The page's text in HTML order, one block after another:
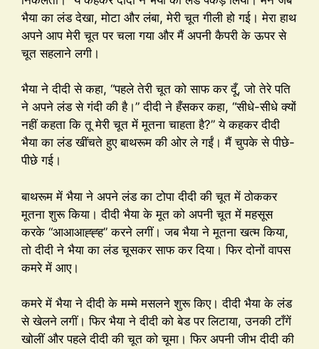
भैया का लंड देखा, मोटा और लंबा, मेरी चूत गीली हो गई। मेरा हाथ
अपने आप मेरी चूत पर चला गया और मैं अपनी कैपरी के ऊपर से
चूत सहलाने लगी।
भैया ने दीदी से कहा, “पहले तेरी चूत को साफ कर दूँ, जो तेरे पति
ने अपने लंड से गंदी की है।” दीदी ने हँसकर कहा, “सीधे-सीधे क्यों
नहीं कहता कि तू मेरी चूत में मूतना चाहता है?” ये कहकर दीदी
भैया का लंड खींचते हुए बाथरूम की ओर ले गईं। मैं चुपके से पीछे-
पीछे गई।
बाथरूम में भैया ने अपने लंड का टोपा दीदी की चूत में ठोककर
मूतना शुरू किया। दीदी भैया के मूत को अपनी चूत में महसूस
करके “आआआह्ह्ह” करने लगीं। जब भैया ने मूतना खत्म किया,
तो दीदी ने भैया का लंड चूसकर साफ कर दिया। फिर दोनों वापस
कमरे में आए।
कमरे में भैया ने दीदी के मम्मे मसलने शुरू किए। दीदी भैया के लंड
से खेलने लगीं। फिर भैया ने दीदी को बेड पर लिटाया, उनकी टाँगें
खोलीं और पहले दीदी की चूत को चूमा। फिर अपनी जीभ दीदी की